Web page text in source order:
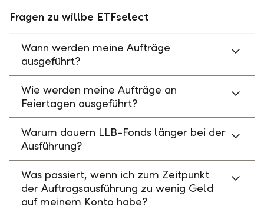
Fragen zu willbe ETFselect
Wann werden meine Aufträge
ausgeführt?
Wie werden meine Aufträge an
Feiertagen ausgeführt?
Warum dauern LLB-Fonds länger bei der
Ausführung?
Was passiert, wenn ich zum Zeitpunkt
der Auftragsausführung zu wenig Geld
auf meinem Konto habe?